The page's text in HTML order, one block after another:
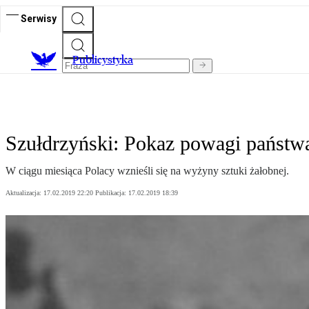
Serwisy
Publicystyka
Szułdrzyński: Pokaz powagi
W ciągu miesiąca Polacy wznieśli się na wyżyny sztuki żałobnej.
Aktualizacja: 17.02.2019 22:20 Publikacja: 17.02.2019 18:39